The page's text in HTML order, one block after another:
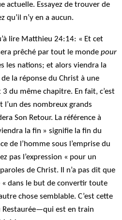
actuelle. Essayez de trouver de
qu’il n’y en a aucun.
lire Matthieu 24:14: « Et cet
prêché par tout le mondepour
les nations; et alors viendra la
la réponse du Christ à une
du même chapitre. En fait, c’est
des nombreux grands
Son Retour. La référence à
la fin » signifie la fin du
de l’homme sous l’emprise du
pas l’expression « pour un
de Christ. Il n’a pas dit que
« dans le but de convertir toute
chose semblable. C’est cette
Restaurée—qui est en train